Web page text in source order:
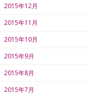
2015年12月
2015年11月
2015年10月
2015年9月
2015年8月
2015年7月